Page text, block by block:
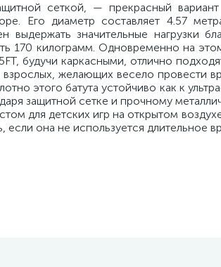
сеткой, — прекрасный
Его диаметр составляет 4.57
значительные нагрузки
170 килограмм. Одновременно на
будучи каркасными, отлично
желающих весело провести
этого батута устойчиво как к
защитной сетке и прочному
для детских игр на открытом
она не используется длительное